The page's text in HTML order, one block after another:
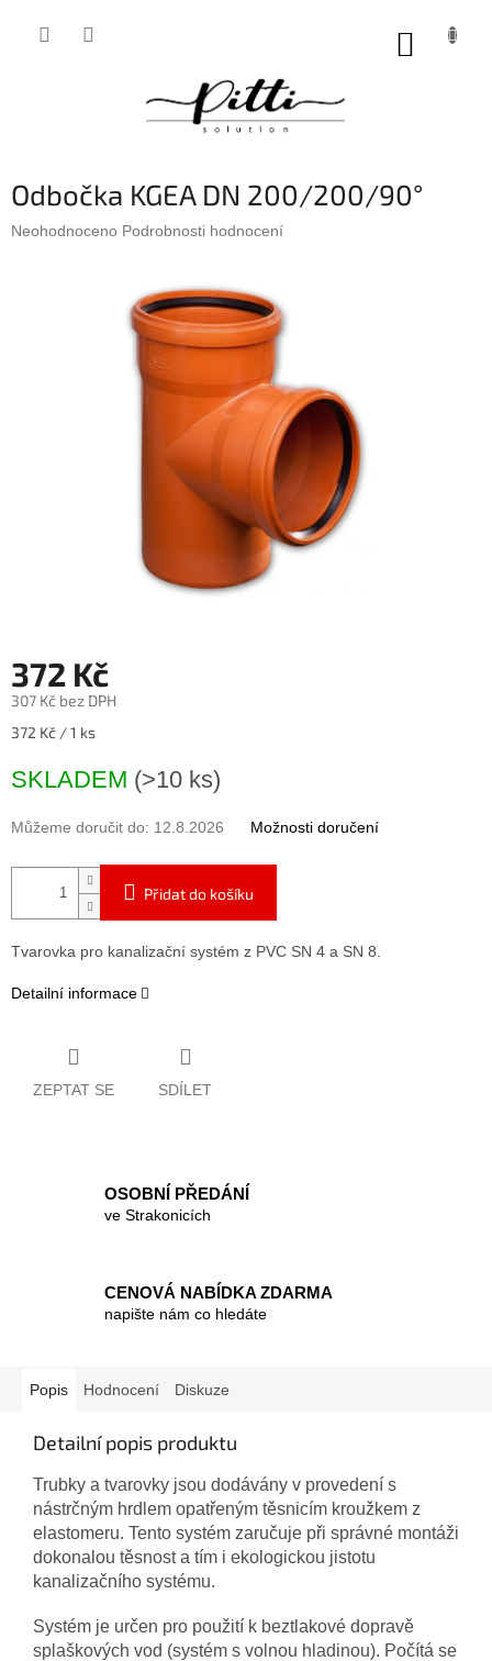
Odbočka KGEA DN 200/200/90°
Průměrné
Neohodnoceno Podrobnosti hodnocení
372 Kč
307 Kč bez DPH
Měrná
372 Kč / 1 ks
SKLADEM (>10 ks)
Můžeme doručit do: 12.8.2026 Možnosti doručení
Přidat do košíku
Tvarovka pro kanalizační systém z PVC SN 4 a SN 8.
Detailní informace
ZEPTAT SE SDÍLET
OSOBNÍ PŘEDÁNÍ
ve Strakonicích
CENOVÁ NABÍDKA ZDARMA
napište nám co hledáte
Popis Hodnocení Diskuze
Detailní popis produktu
Trubky a tvarovky jsou dodávány v provedení s
nástrčným hrdlem opatřeným těsnicím kroužkem z
elastomeru. Tento systém zaručuje při správné montáži
dokonalou těsnost a tím i ekologickou jistotu
kanalizačního systému.
Systém je určen pro použití k beztlakové dopravě
splaškových vod (systém s volnou hladinou). Počítá se